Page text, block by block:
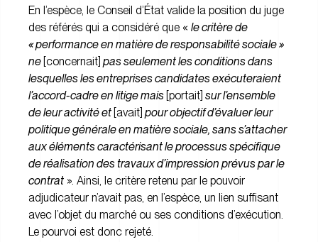
En l’espèce, le Conseil d’État valide la position du juge
des référés qui a considéré que « le critère de
« performance en matière de responsabilité sociale »
ne [concernait] pas seulement les conditions dans
lesquelles les entreprises candidates exécuteraient
l’accord-cadre en litige mais [portait] sur l’ensemble
de leur activité et [avait] pour objectif d’évaluer leur
politique générale en matière sociale, sans s’attacher
aux éléments caractérisant le processus spécifique
de réalisation des travaux d’impression prévus par le
contrat ». Ainsi, le critère retenu par le pouvoir
adjudicateur n’avait pas, en l’espèce, un lien suffisant
avec l’objet du marché ou ses conditions d’exécution.
Le pourvoi est donc rejeté.